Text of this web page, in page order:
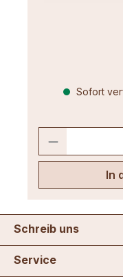
Sofort
In
Schreib uns
Service